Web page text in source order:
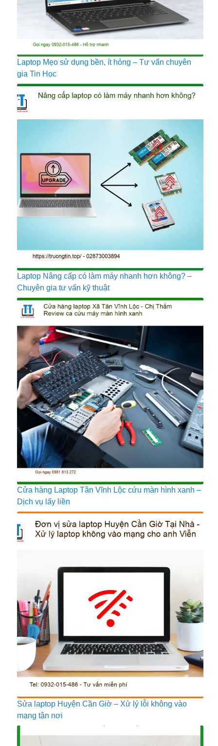
Laptop Mẹo sử dụng bền, ít hỏng – Tư vấn chuyên
gia Tin Học
Laptop Nâng cấp có làm máy nhanh hơn không? –
Chuyên gia tư vấn kỹ thuật
Cửa hàng Laptop Tân Vĩnh Lộc cứu màn hình xanh –
Dịch vụ lấy liền
Sửa laptop Huyện Cần Giờ – Xử lý lỗi không vào
mạng tận nơi